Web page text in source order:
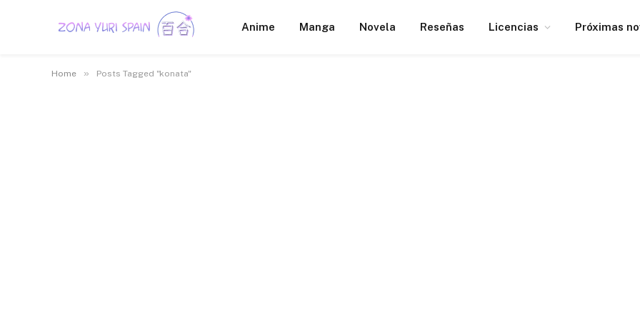
Anime Manga Novela Reseñas Licencias Próximas
Home » Posts Tagged "konata"